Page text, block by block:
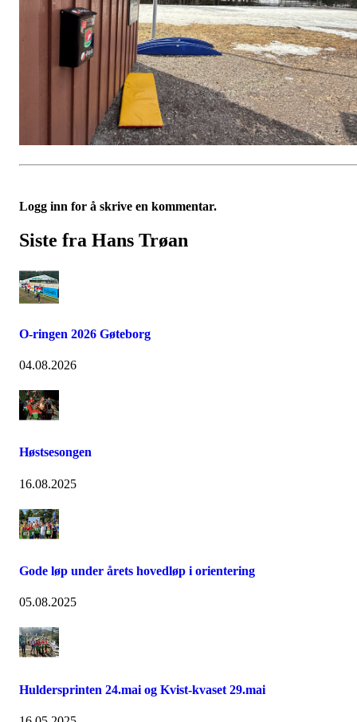
Logg inn for å skrive en kommentar.
Siste fra Hans Trøan
O-ringen 2026 Gøteborg
04.08.2026
Høstsesongen
16.08.2025
Gode løp under årets hovedløp i orientering
05.08.2025
Huldersprinten 24.mai og Kvist-kvaset 29.mai